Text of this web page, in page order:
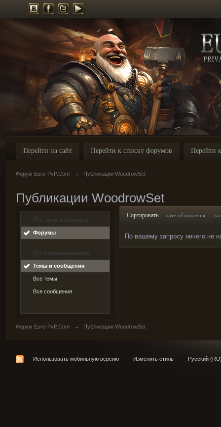
Перейти на сайт Перейти к списку форумов Перейти
Форум Euro-PvP.Com → Публикации WoodrowSet
Публикации WoodrowSet
По типу контента
Форумы
По пользователю
Темы и сообщения
Все темы
Все сообщения
Сортировать дате обновления
По вашему запросу ничего не
Форум Euro-PvP.Com → Публикации WoodrowSet
Использовать мобильную версию Изменить стиль Русский